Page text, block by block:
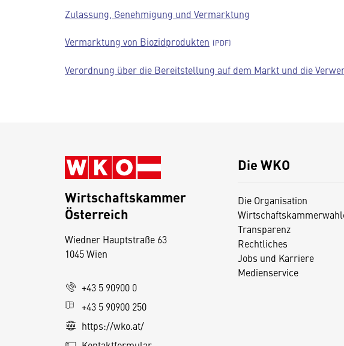
Zulassung, Genehmigung und Vermarktung
Vermarktung von Biozidprodukten
Verordnung über die Bereitstellung auf dem Markt und die
Die WKO
Die Organisation
Transparenz
Rechtliches
Jobs und Karriere
Medienservice
Wirtschaftskammer
Österreich
Wiedner Hauptstraße 63
1045 Wien
+43 5 90900 0
+43 5 90900 250
https://wko.at/